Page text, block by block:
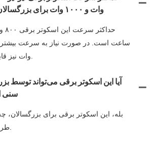
وات و ۱۰۰۰ وات برای بزرگسالان چقدر است؟
آیا این اسکوتر برقی می‌تواند توسط
سنی
بله، این اسکوتر برقی برای بزرگسالان،